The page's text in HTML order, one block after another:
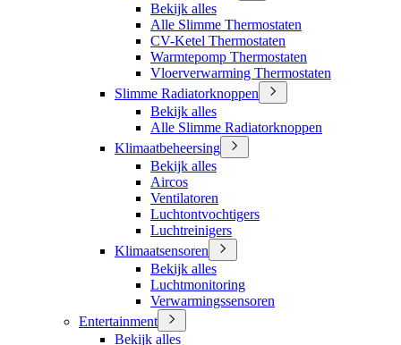
Bekijk alles
Alle Slimme Thermostaten
CV-Ketel Thermostaten
Warmtepomp Thermostaten
Vloerverwarming Thermostaten
Slimme Radiatorknoppen
Bekijk alles
Alle Slimme Radiatorknoppen
Klimaatbeheersing
Bekijk alles
Aircos
Ventilatoren
Luchtontvochtigers
Luchtreinigers
Klimaatsensoren
Bekijk alles
Luchtmonitoring
Verwarmingssensoren
Entertainment
Bekijk alles